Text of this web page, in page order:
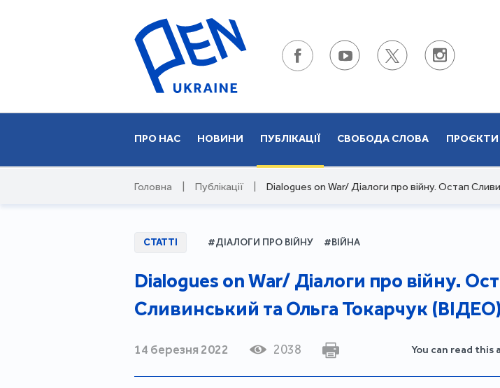
ПРО НАС НОВИНИ ПУБЛІКАЦІЇ СВОБОДА СЛОВА ПРОЄКТИ
Головна Публікації Dialogues on War/ Діалоги про війну. Остап
СТАТТІ #ДІАЛОГИ ПРО ВІЙНУ #ВІЙНА
Dialogues on War/ Діалоги про війну.
Сливинський та Ольга Токарчук (ВІДЕО)
14 березня 2022 2038 You can read this